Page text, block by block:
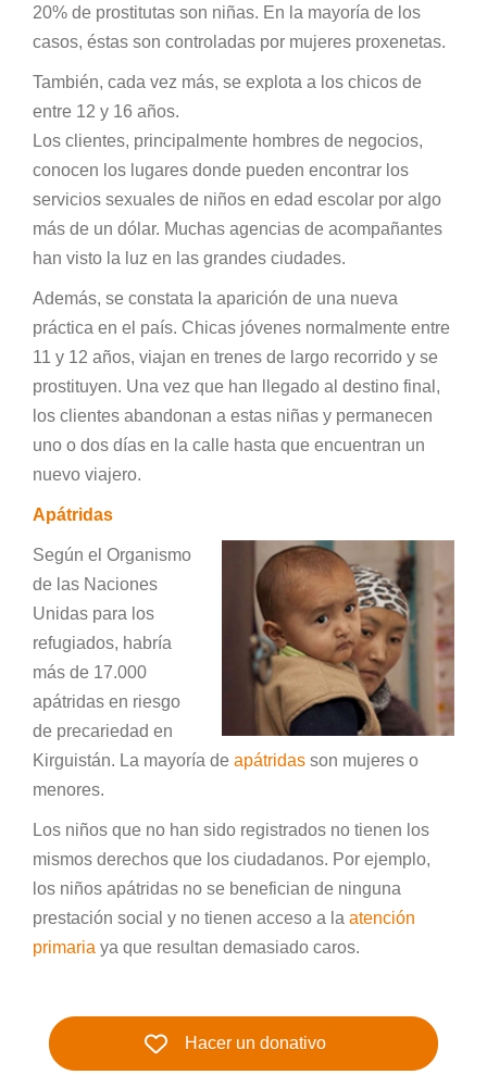
20% de prostitutas son niñas. En la mayoría de los
casos, éstas son controladas por mujeres proxenetas.
También, cada vez más, se explota a los chicos de
entre 12 y 16 años.
Los clientes, principalmente hombres de negocios,
conocen los lugares donde pueden encontrar los
servicios sexuales de niños en edad escolar por algo
más de un dólar. Muchas agencias de acompañantes
han visto la luz en las grandes ciudades.
Además, se constata la aparición de una nueva
práctica en el país. Chicas jóvenes normalmente entre
11 y 12 años, viajan en trenes de largo recorrido y se
prostituyen. Una vez que han llegado al destino final,
los clientes abandonan a estas niñas y permanecen
uno o dos días en la calle hasta que encuentran un
nuevo viajero.
Apátridas
Según el Organismo
de las Naciones
Unidas para los
refugiados, habría
más de 17.000
apátridas en riesgo
de precariedad en
Kirguistán. La mayoría de apátridas son mujeres o
menores.
Los niños que no han sido registrados no tienen los
mismos derechos que los ciudadanos. Por ejemplo,
los niños apátridas no se benefician de ninguna
prestación social y no tienen acceso a la atención
primaria ya que resultan demasiado caros.
Hacer un donativo